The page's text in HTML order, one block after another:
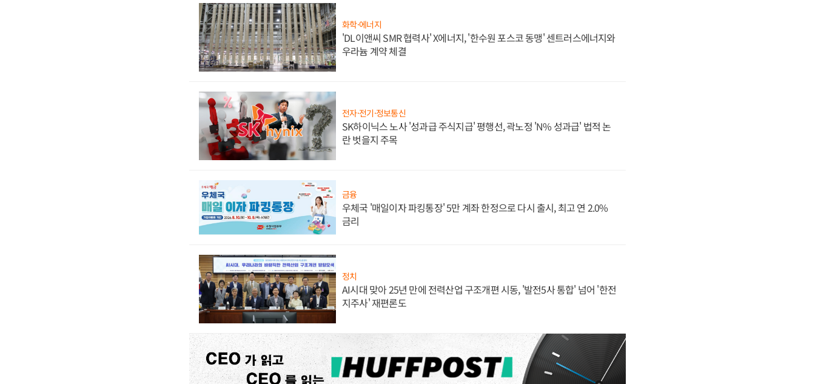
화학·에너지
'DL이앤씨 SMR 협력사' X에너지, '한수원 포스코 동맹' 센트러스에너지와
우라늄 계약 체결
전자·전기·정보통신
SK하이닉스 노사 '성과급 주식지급' 평행선, 곽노정 'N% 성과급' 법적 논
란 벗을지 주목
금융
우체국 '매일이자 파킹통장' 5만 계좌 한정으로 다시 출시, 최고 연 2.0%
금리
정치
AI시대 맞아 25년 만에 전력산업 구조개편 시동, '발전5사 통합' 넘어 '한전
지주사' 재편론도